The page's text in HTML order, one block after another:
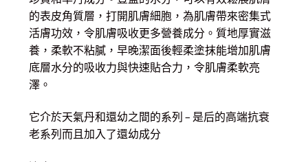
的表皮角質層，打開肌膚細胞，為肌膚帶來密集式
活膚功效，令肌膚吸收更多營養成分。質地厚實滋
養，柔軟不粘膩，早晚潔面後輕柔塗抹能增加肌膚
底層水分的吸收力與快速貼合力，令肌膚柔軟亮
澤。
它介於天氣丹和還幼之間的系列 – 是后的高端抗衰
老系列而且加入了還幼成分